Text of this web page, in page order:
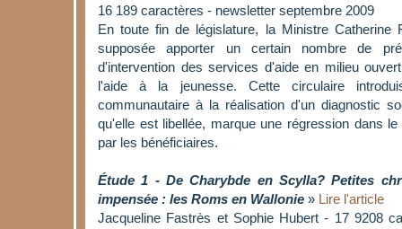
16 189 caractères - newsletter septembre 2009
En toute fin de législature, la Ministre Catherine
supposée apporter un certain nombre de
d'intervention des services d'aide en milieu
l'aide à la jeunesse. Cette circulaire
communautaire à la réalisation d'un diagnostic
qu'elle est libellée, marque une régression dans
par les bénéficiaires.
Étude 1 - De Charybde en Scylla? Petites
impensée : les Roms en Wallonie » Lire l'article
Jacqueline Fastrès et Sophie Hubert - 17 9208